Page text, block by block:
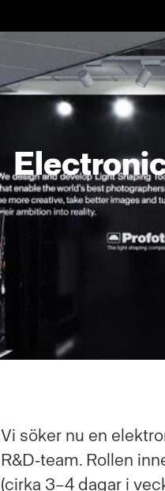
Vi söker nu en
R&D‑team. Rollen
(cirka 3–4 dagar i